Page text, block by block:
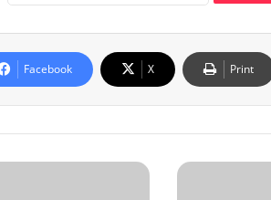
Facebook X Print
K